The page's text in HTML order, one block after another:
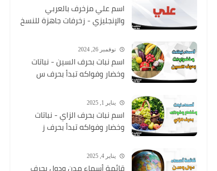
اسم علي مزخرف بالعربي
والإنجليزي - زخرفات جاهزة للنسخ
نوفمبر 26, 2024
اسم نبات بحرف السين - نباتات
وخضار وفواكه تبدأ بحرف س
يناير 1, 2025
اسم نبات بحرف الزاي - نباتات
وخضار وفواكه تبدأ بحرف ز
يناير 4, 2025
قائمة أسماء مدن ودول بحرف